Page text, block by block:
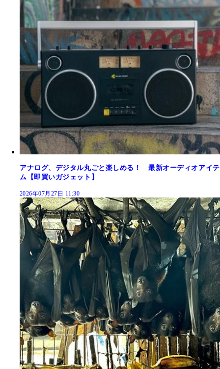
アナログ、デジタル丸ごと楽しめる！ 最新オーディオアイテ
ム【即買いガジェット】
2026年07月27日 11:30